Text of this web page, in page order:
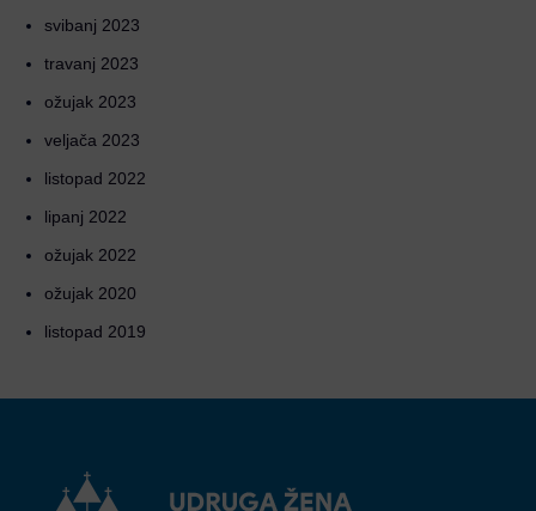
svibanj 2023
travanj 2023
ožujak 2023
veljača 2023
listopad 2022
lipanj 2022
ožujak 2022
ožujak 2020
listopad 2019